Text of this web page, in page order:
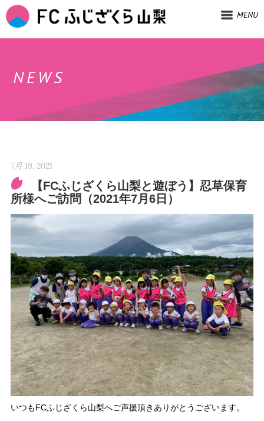
MENU
NEWS
7月 19, 2021
【FCふじざくら山梨と遊ぼう】忍草保育
所様へご訪問（2021年7月6日）
いつもFCふじざくら山梨へご声援頂きありがとうございます。